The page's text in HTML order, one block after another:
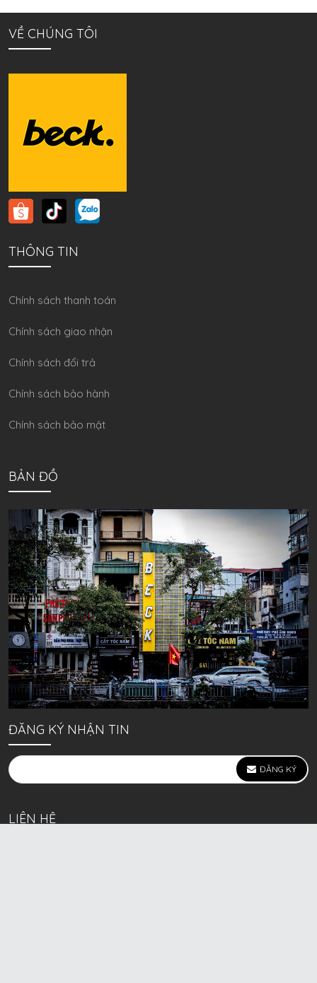
VỀ CHÚNG TÔI
THÔNG TIN
Chính sách thanh toán
Chính sách giao nhận
Chính sách đổi trả
Chính sách bảo hành
Chính sách bảo mật
BẢN ĐỒ
ĐĂNG KÝ NHẬN TIN
ĐĂNG KÝ
LIÊN HỆ